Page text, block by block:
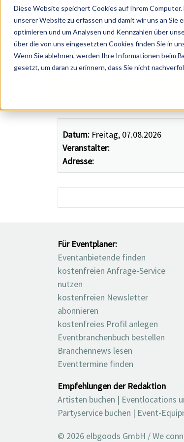
Diese Website speichert Cookies auf Ihrem
unserer Website zu erfassen und damit wir uns an
optimieren und um Analysen und Kennzahlen über
über die von uns eingesetzten Cookies finden Sie in
Wenn Sie ablehnen, werden Ihre Informationen beim
gesetzt, um daran zu erinnern, dass Sie nicht
Datum: Freitag, 07.08.2026
Veranstalter:
Adresse:
Künstler, Zelte, Bands, Catering, ...
Für Eventplaner:
Eventanbietende finden
kostenfreien Anfrage-Service
nutzen
kostenfreien Newsletter
abonnieren
kostenfreies Profil anlegen
Eventbranchenbuch bestellen
Branchennews lesen
Eventtermine finden
Empfehlungen der Redaktion
Artisten buchen | Eventlocations
Partyservice buchen | Event-
© 2026 elbgoods GmbH / We